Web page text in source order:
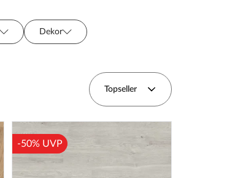
Dekor
Topseller
-50% UVP